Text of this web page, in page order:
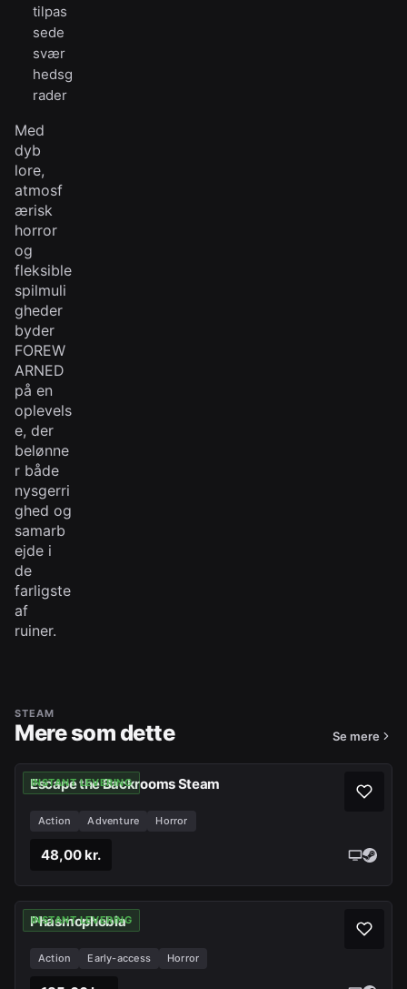
tilpas
sede
svær
hedsg
rader
Med
dyb
lore,
atmosf
ærisk
horror
og
fleksible
spilmuli
gheder
byder
FOREW
ARNED
på en
oplevels
e, der
belønne
r både
nysgerri
ghed og
samarb
ejde i
de
farligste
af
ruiner.
STEAM
Mere som dette Se mere
INSTANT LEVERING
Escape the Backrooms Steam
Action Adventure Horror
48,00 kr.
INSTANT LEVERING
Phasmophobia
Action Early-access Horror